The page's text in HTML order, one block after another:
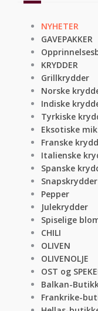
NYHETER
GAVEPAKKER
KRYDDER
Grillkrydder
Norske
Indiske
Tyrkiske
Eksotiske
Franske
Italienske
Spanske
Snapskrydder
Pepper
Julekrydder
Spiselige
CHILI
OLIVEN
OLIVENOLJE
OST og
Balkan-
Frankrike-